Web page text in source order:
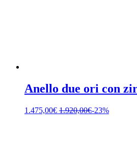
Anello due ori con
1.475,00€ 1.920,00€-23%